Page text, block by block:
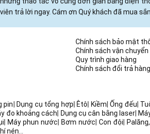
trả lời ngay. Cám ơn Quý khách đã mua
Chính sách bảo mật
Chính sách vận chuyển
Quy trình giao hàng
Chính sách đổi trả hàng
pin|Dụng cụ tổng hợp|Êtô| Kiềm|Ống đếu|
đo khoảng cách| Dụng cụ cân bằng laser|
| Máy phun nước| Bơm nước| Con đội|
nén